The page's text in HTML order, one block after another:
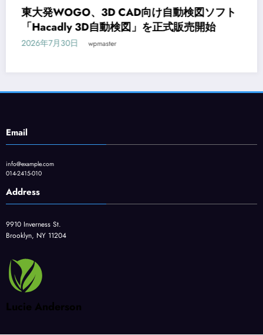
図ソフト
開始
オンライン研修サービス「
CAD入門コースが新登場
Email
014-2415-010
Address
9910 Inverness St.